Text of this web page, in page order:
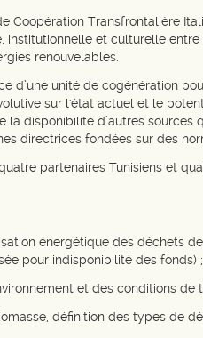
Coopération Transfrontalière
institutionnelle et culturelle
renouvelables.
d’une unité de cogénération
sur l'état actuel et le
la disponibilité d’autres
directrices fondées sur des
partenaires Tunisiens et
énergétique des
pour indisponibilité des fonds) ;
et des conditions de
définition des types de